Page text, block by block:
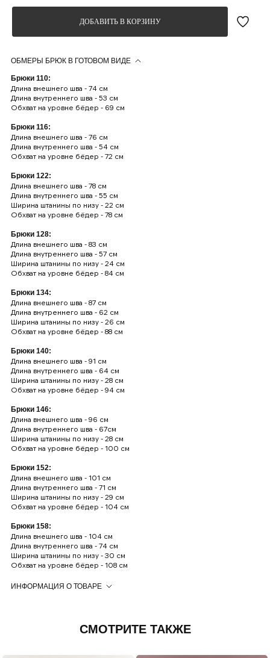
ДОБАВИТЬ В КОРЗИНУ
ОБМЕРЫ БРЮК В ГОТОВОМ ВИДЕ
Брюки 110:
Длина внешнего шва - 74 см
Длина внутреннего шва - 53 см
Обхват на уровне бёдер - 69 см
Брюки 116:
Длина внешнего шва - 76 см
Длина внутреннего шва - 54 см
Обхват на уровне бёдер - 72 см
Брюки 122:
Длина внешнего шва - 78 см
Длина внутреннего шва - 55 см
Ширина штанины по низу - 22 см
Обхват на уровне бёдер - 78 см
Брюки 128:
Длина внешнего шва - 83 см
Длина внутреннего шва - 57 см
Ширина штанины по низу - 24 см
Обхват на уровне бёдер - 84 см
Брюки 134:
Длина внешнего шва - 87 см
Длина внутреннего шва - 62 см
Ширина штанины по низу - 26 см
Обхват на уровне бёдер - 88 см
Брюки 140:
Длина внешнего шва - 91 см
Длина внутреннего шва - 64 см
Ширина штанины по низу - 28 см
Обхват на уровне бёдер - 94 см
Брюки 146:
Длина внешнего шва - 96 см
Длина внутреннего шва - 67см
Ширина штанины по низу - 28 см
Обхват на уровне бёдер - 100 см
Брюки 152:
Длина внешнего шва - 101 см
Длина внутреннего шва - 71 см
Ширина штанины по низу - 29 см
Обхват на уровне бёдер - 104 см
Брюки 158:
Длина внешнего шва - 104 см
Длина внутреннего шва - 74 см
Ширина штанины по низу - 30 см
Обхват на уровне бёдер - 108 см
ИНФОРМАЦИЯ О ТОВАРЕ
-Верх брюк выполнен из непромокаемой и ветрозащитной
-Внутренний шнурок для регулирования объёма
СМОТРИТЕ ТАКЖЕ